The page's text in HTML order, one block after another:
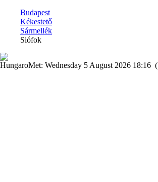
Budapest
Kékestető
Sármellék
Siófok
HungaroMet: Wednesday 5 August 2026